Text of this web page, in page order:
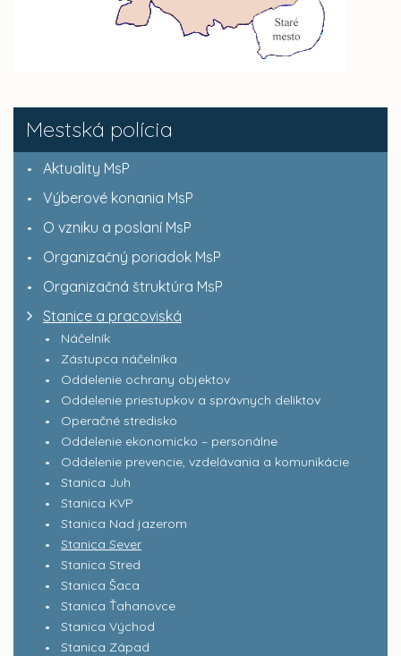
Mestská polícia
Aktuality MsP
Výberové konania MsP
O vzniku a poslaní MsP
Organizačný poriadok MsP
Organizačná štruktúra MsP
Stanice a pracoviská
Náčelník
Zástupca náčelníka
Oddelenie ochrany objektov
Oddelenie priestupkov a správnych deliktov
Operačné stredisko
Oddelenie ekonomicko – personálne
Oddelenie prevencie, vzdelávania a komunikácie
Stanica Juh
Stanica KVP
Stanica Nad jazerom
Stanica Sever
Stanica Stred
Stanica Šaca
Stanica Ťahanovce
Stanica Východ
Stanica Západ